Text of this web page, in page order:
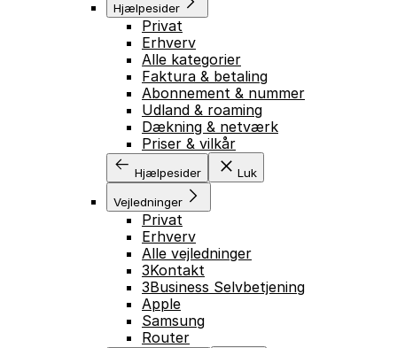
Hjælpesider
Privat
Erhverv
Alle kategorier
Faktura & betaling
Abonnement & nummer
Udland & roaming
Dækning & netværk
Priser & vilkår
Hjælpesider Luk
Vejledninger
Privat
Erhverv
Alle vejledninger
3Kontakt
3Business Selvbetjening
Apple
Samsung
Router